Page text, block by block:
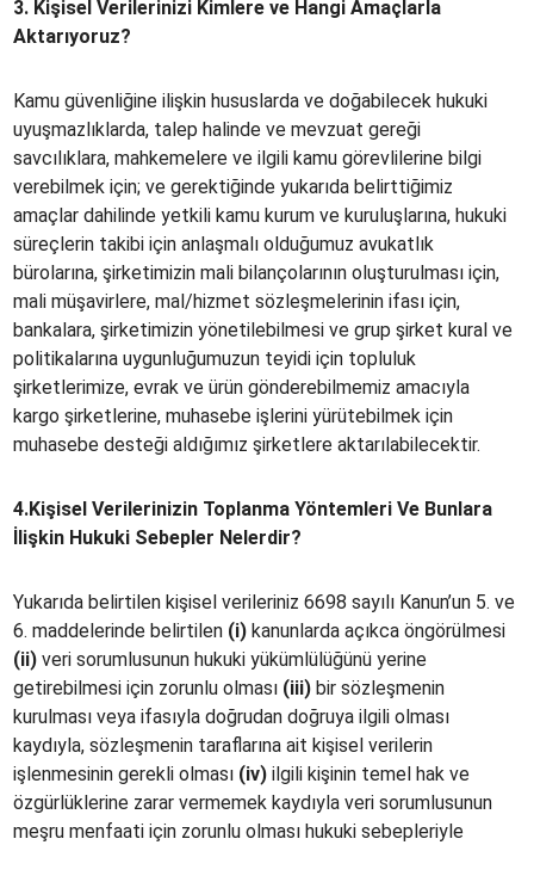
3. Kişisel Verilerinizi Kimlere ve Hangi Amaçlarla
Aktarıyoruz?
Kamu güvenliğine ilişkin hususlarda ve doğabilecek hukuki
uyuşmazlıklarda, talep halinde ve mevzuat gereği
savcılıklara, mahkemelere ve ilgili kamu görevlilerine bilgi
verebilmek için; ve gerektiğinde yukarıda belirttiğimiz
amaçlar dahilinde yetkili kamu kurum ve kuruluşlarına, hukuki
süreçlerin takibi için anlaşmalı olduğumuz avukatlık
bürolarına, şirketimizin mali bilançolarının oluşturulması için,
mali müşavirlere, mal/hizmet sözleşmelerinin ifası için,
bankalara, şirketimizin yönetilebilmesi ve grup şirket kural ve
politikalarına uygunluğumuzun teyidi için topluluk
şirketlerimize, evrak ve ürün gönderebilmemiz amacıyla
kargo şirketlerine, muhasebe işlerini yürütebilmek için
muhasebe desteği aldığımız şirketlere aktarılabilecektir.
4.Kişisel Verilerinizin Toplanma Yöntemleri Ve Bunlara
İlişkin Hukuki Sebepler Nelerdir?
Yukarıda belirtilen kişisel verileriniz 6698 sayılı Kanun’un 5. ve
6. maddelerinde belirtilen (i)kanunlarda açıkca öngörülmesi
(ii)veri sorumlusunun hukuki yükümlülüğünü yerine
getirebilmesi için zorunlu olması (iii)bir sözleşmenin
kurulması veya ifasıyla doğrudan doğruya ilgili olması
kaydıyla, sözleşmenin taraflarına ait kişisel verilerin
işlenmesinin gerekli olması (iv)ilgili kişinin temel hak ve
özgürlüklerine zarar vermemek kaydıyla veri sorumlusunun
meşru menfaati için zorunlu olması hukuki sebepleriyle